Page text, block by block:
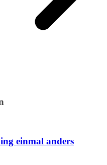
einmal anders